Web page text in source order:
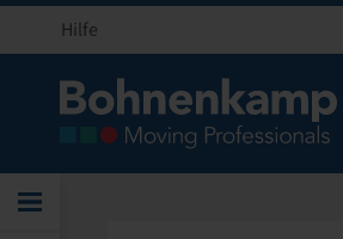
Hilfe